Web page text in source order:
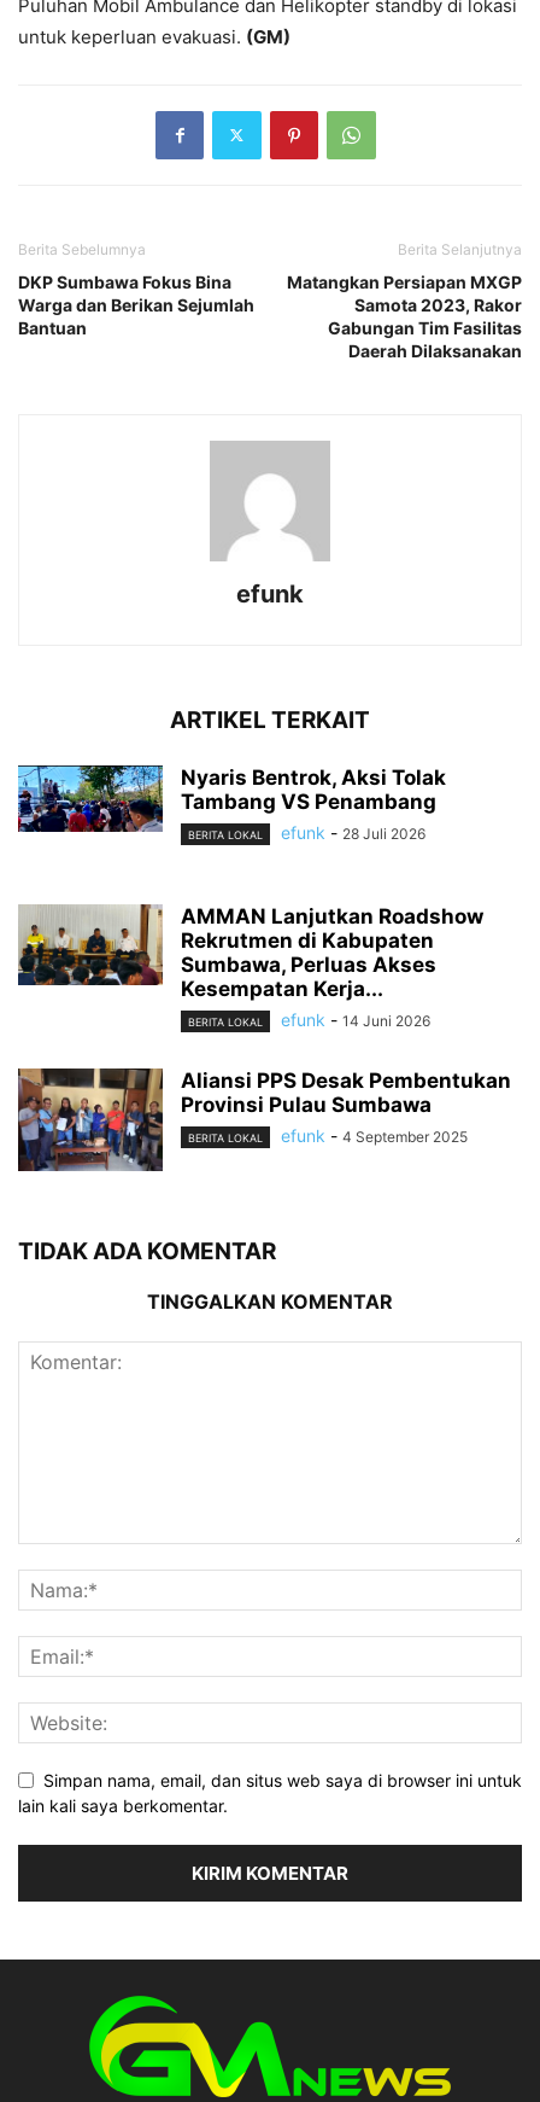
Puluhan Mobil Ambulance dan Helikopter standby di lokasi
untuk keperluan evakuasi. (GM)
Berita Sebelumnya
DKP Sumbawa Fokus Bina
Warga dan Berikan Sejumlah
Bantuan
Berita Selanjutnya
Matangkan Persiapan MXGP
Samota 2023, Rakor
Gabungan Tim Fasilitas
Daerah Dilaksanakan
efunk
ARTIKEL TERKAIT
Nyaris Bentrok, Aksi Tolak
Tambang VS Penambang
BERITA LOKAL efunk - 28 Juli 2026
AMMAN Lanjutkan Roadshow
Rekrutmen di Kabupaten
Sumbawa, Perluas Akses
Kesempatan Kerja...
BERITA LOKAL efunk - 14 Juni 2026
Aliansi PPS Desak Pembentukan
Provinsi Pulau Sumbawa
BERITA LOKAL efunk - 4 September 2025
TIDAK ADA KOMENTAR
TINGGALKAN KOMENTAR
Simpan nama, email, dan situs web saya di browser ini untuk
lain kali saya berkomentar.